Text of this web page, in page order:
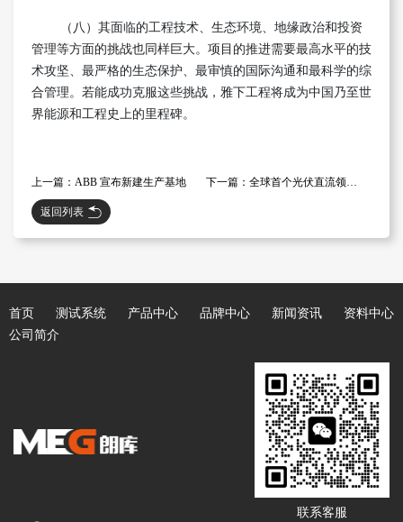
（八）其面临的工程技术、生态环境、地缘政治和投资
管理等方面的挑战也同样巨大。项目的推进需要最高水平的技
术攻坚、最严格的生态保护、最审慎的国际沟通和最科学的综
合管理。若能成功克服这些挑战，雅下工程将成为中国乃至世
界能源和工程史上的里程碑。
上一篇：ABB 宣布新建生产基地 下一篇：全球首个光伏直流领域国际标准发布
返回列表
首页 测试系统 产品中心 品牌中心 新闻资讯
资料中心
公司简介
联系客服